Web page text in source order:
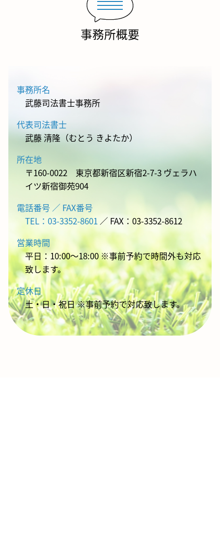
事務所概要
事務所名
武藤司法書士事務所
代表司法書士
武藤 清隆（むとう きよたか）
所在地
〒160-0022 東京都新宿区新宿2-7-3 ヴェラハ
イツ新宿御苑904
電話番号 ／ FAX番号
TEL：03-3352-8601 ／ FAX：03-3352-8612
営業時間
平日：10:00～18:00 ※事前予約で時間外も対応
致します。
定休日
土・日・祝日 ※事前予約で対応致します。